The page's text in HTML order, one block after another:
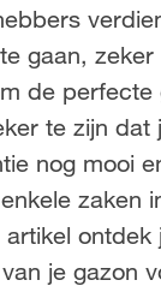
gaan, zeker
de perfecte
te zijn dat
nog mooi
zaken
ontdek
je gazon